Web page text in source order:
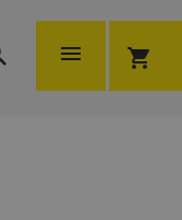
 shopping_cart